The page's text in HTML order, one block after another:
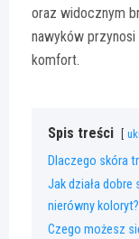
oraz widocznym
nawyków
komfort.
Spis treści
Dlaczego skóra
Jak działa dobre
nierówny koloryt?
Czego możesz